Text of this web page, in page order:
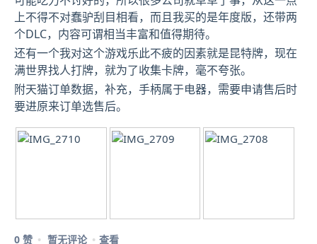
上不得不对蠢驴刮目相看，而且我买的是年度版，还带两
个DLC，内容可谓相当丰富和值得期待。
还有一个我对这个游戏乐此不疲的因素就是昆特牌，现在
满世界找人打牌，就为了收集卡牌，毫不夸张。
附天猫订单数据，补充，手柄属于电器，需要申请售后时
要进原来订单选售后。
0 赞 暂无评论 查看